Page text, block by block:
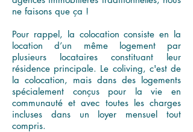
ne faisons que ça !
Pour rappel, la colocation consiste en la
location d’un même logement par
plusieurs locataires constituant leur
résidence principale. Le coliving, c'est de
la colocation, mais dans des logements
spécialement conçus pour la vie en
communauté et avec toutes les charges
incluses dans un loyer mensuel tout
compris.